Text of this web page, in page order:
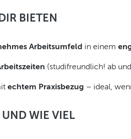
BIETEN
Arbeitsumfeld in einem
(studifreundlich! ­ab
echtem Praxisbezug – ideal,
WIE VIEL